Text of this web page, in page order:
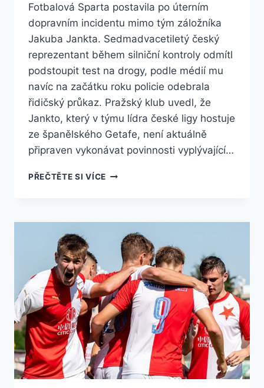
Fotbalová Sparta postavila po úterním
dopravním incidentu mimo tým záložníka
Jakuba Jankta. Sedmadvacetiletý český
reprezentant během silniční kontroly odmítl
podstoupit test na drogy, podle médií mu
navíc na začátku roku policie odebrala
řidičský průkaz. Pražský klub uvedl, že
Jankto, který v týmu lídra české ligy hostuje
ze španělského Getafe, není aktuálně
připraven vykonávat povinnosti vyplývající…
PŘEČTĚTE SI VÍCEFOTBALOVÁ
PO
DOPRAVNÍM
INCIDENTU
MIMO
TÝM